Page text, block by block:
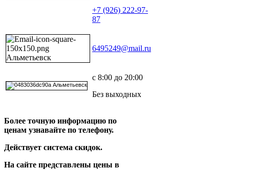
+7 (926) 222-97-
87
6495249@mail.ru
с 8:00 до 20:00
Без выходных
Более точную информацию по
ценам узнавайте по телефону.
Действует система скидок.
На сайте представлены цены в